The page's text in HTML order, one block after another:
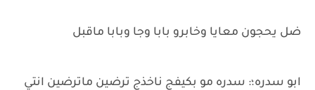
ضل يحجون معايا وخابرو بابا وجا وبابا ماقبل
ابو سدره؛: سدره مو بكيفج ناخذج ترضين ماترضين انتي